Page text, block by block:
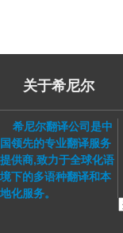
关于希尼尔
希尼尔翻译公司是中
国领先的专业翻译服务
提供商,致力于全球化语
境下的多语种翻译和本
地化服务。